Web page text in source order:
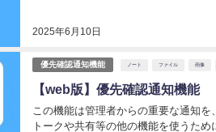
2025年6月10日
優先確認通知機能 ノート ファイル 画像
【web版】優先確認通知機能
この機能は管理者からの重要な通知を
トークや共有等の他の機能を使うた